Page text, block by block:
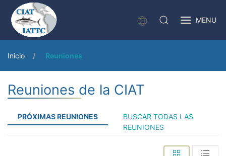
MENU
Inicio Reuniones
Reuniones de la CIAT
PRÓXIMAS REUNIONES
BUSCAR TODAS LAS
REUNIONES